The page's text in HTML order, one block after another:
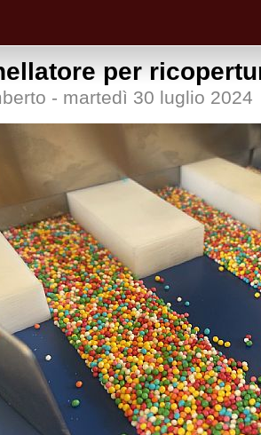
per
- martedì 30 luglio 2024